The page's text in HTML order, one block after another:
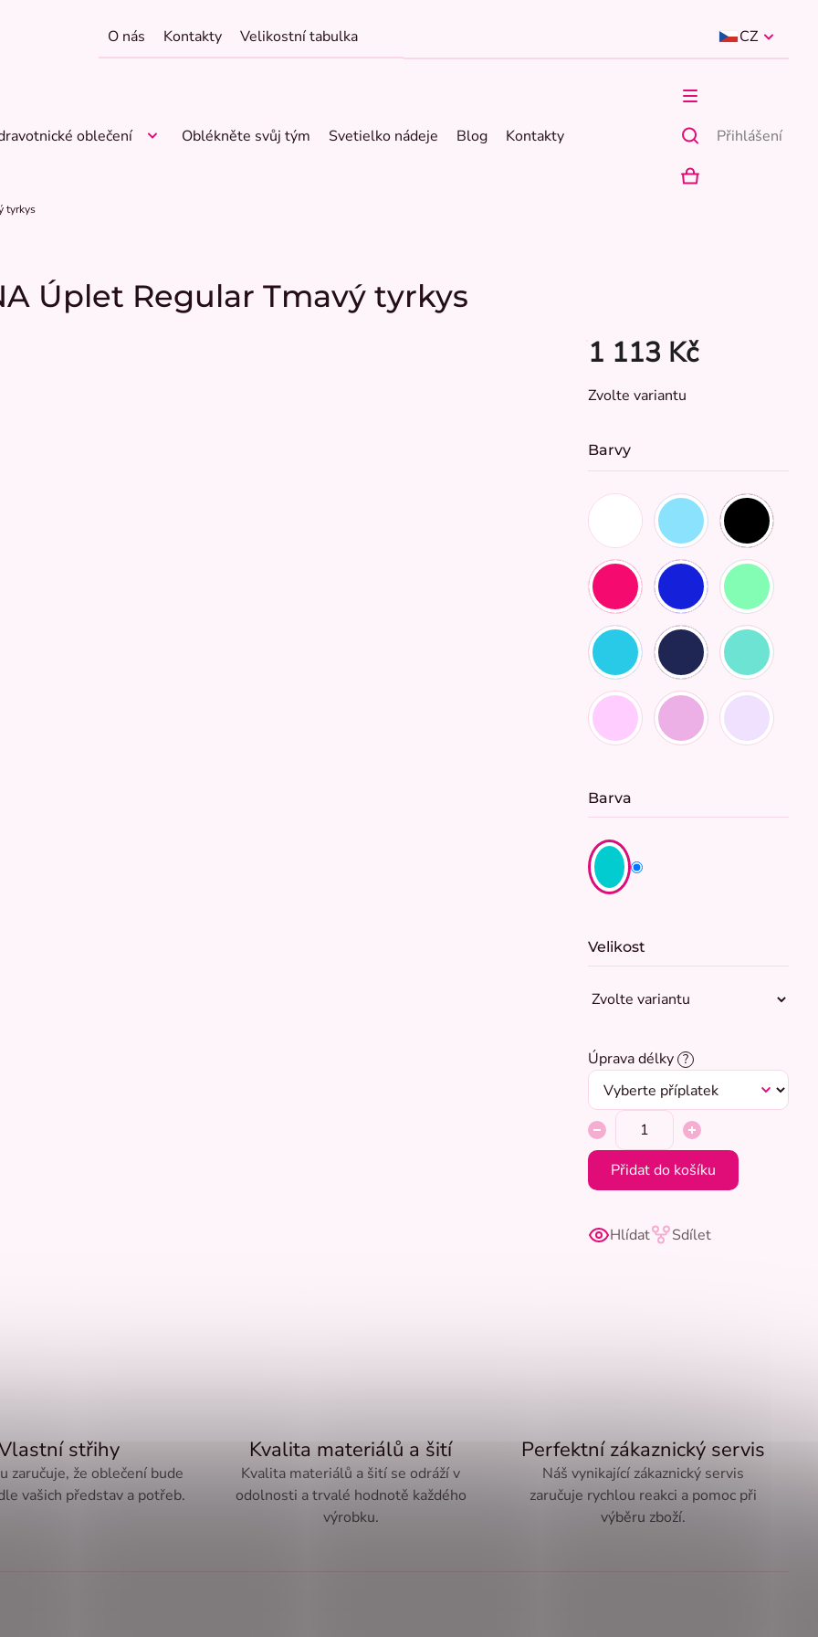
O nás Kontakty Velikostní tabulka CZ
oblečení Oblékněte svůj tým Svetielko nádeje Blog Kontakty Přihlášení
NÁKUPNÍ
tyrkys
Úplet Regular Tmavý tyrkys
1 113 Kč
Měrná
Zvolte variantu
Barvy
Barva
Velikost
Úprava délky ?
Přidat do košíku
Hlídat Sdílet
střihy
zaručuje, že oblečení bude
vašich představ a potřeb.
Kvalita materiálů a šití
Kvalita materiálů a šití se odráží v
odolnosti a trvalé hodnotě každého
výrobku.
Perfektní zákaznický servis
Náš vynikající zákaznický servis
zaručuje rychlou reakci a pomoc při
výběru zboží.